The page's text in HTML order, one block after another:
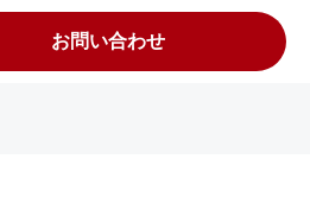
お問い合わせ